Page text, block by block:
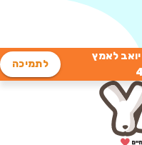
לאמץ
לתמיכה